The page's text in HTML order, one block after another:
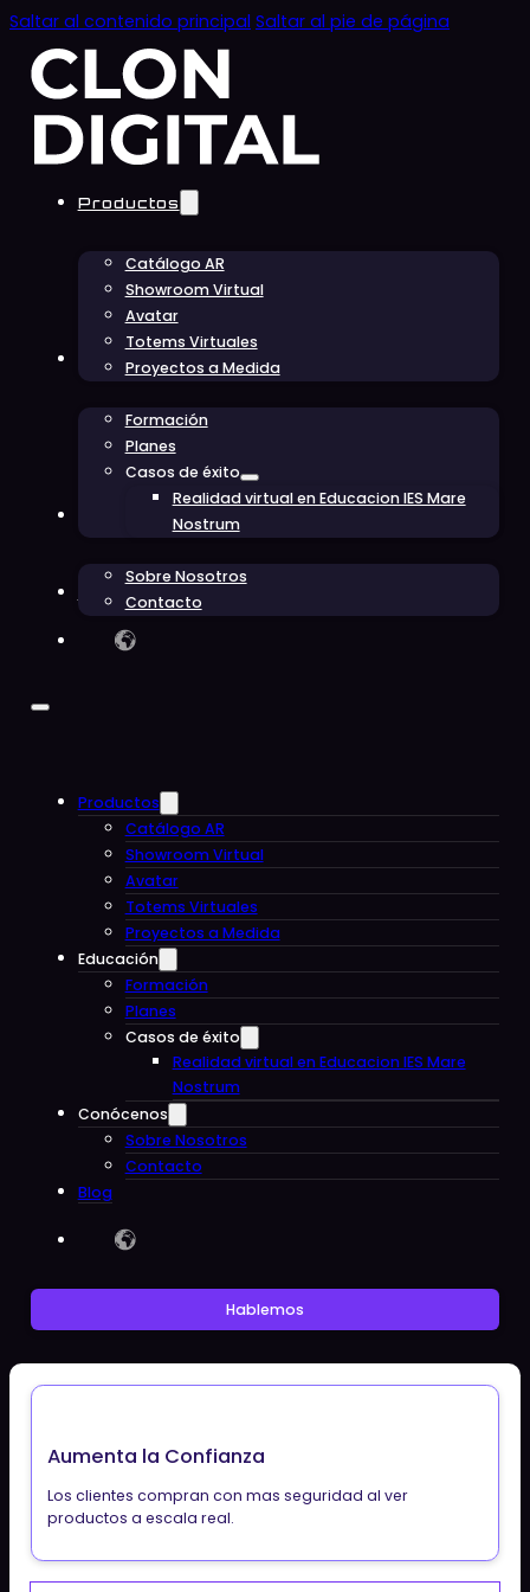
Saltar al contenido principal Saltar al pie de página
Productos
Catálogo AR
Showroom Virtual
Avatar
Totems Virtuales
Proyectos a Medida
Educación
Formación
Planes
Casos de éxito
Realidad virtual en Educacion IES Mare
Nostrum
Conócenos
Sobre Nosotros
Contacto
Productos
Catálogo AR
Showroom Virtual
Avatar
Totems Virtuales
Proyectos a Medida
Educación
Formación
Planes
Casos de éxito
Realidad virtual en Educacion IES Mare
Nostrum
Conócenos
Sobre Nosotros
Contacto
Blog
Hablemos
Aumenta la Confianza
Los clientes compran con mas seguridad al ver
productos a escala real.